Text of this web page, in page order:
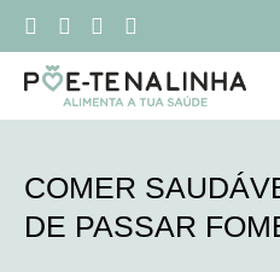
COMER
DE PASSAR